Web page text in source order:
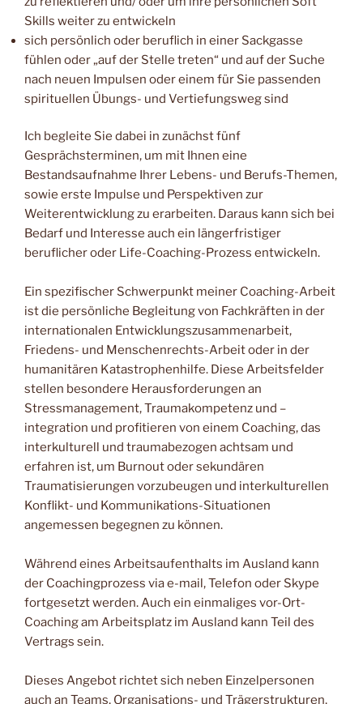
Skills weiter zu entwickeln
sich persönlich oder beruflich in einer Sackgasse
fühlen oder „auf der Stelle treten“ und auf der Suche
nach neuen Impulsen oder einem für Sie passenden
spirituellen Übungs- und Vertiefungsweg sind
Ich begleite Sie dabei in zunächst fünf
Gesprächsterminen, um mit Ihnen eine
Bestandsaufnahme Ihrer Lebens- und Berufs-Themen,
sowie erste Impulse und Perspektiven zur
Weiterentwicklung zu erarbeiten. Daraus kann sich bei
Bedarf und Interesse auch ein längerfristiger
beruflicher oder Life-Coaching-Prozess entwickeln.
Ein spezifischer Schwerpunkt meiner Coaching-Arbeit
ist die persönliche Begleitung von Fachkräften in der
internationalen Entwicklungszusammenarbeit,
Friedens- und Menschenrechts-Arbeit oder in der
humanitären Katastrophenhilfe. Diese Arbeitsfelder
stellen besondere Herausforderungen an
Stressmanagement, Traumakompetenz und –
integration und profitieren von einem Coaching, das
interkulturell und traumabezogen achtsam und
erfahren ist, um Burnout oder sekundären
Traumatisierungen vorzubeugen und interkulturellen
Konflikt- und Kommunikations-Situationen
angemessen begegnen zu können.
Während eines Arbeitsaufenthalts im Ausland kann
der Coachingprozess via e-mail, Telefon oder Skype
fortgesetzt werden. Auch ein einmaliges vor-Ort-
Coaching am Arbeitsplatz im Ausland kann Teil des
Vertrags sein.
Dieses Angebot richtet sich neben Einzelpersonen
auch an Teams, Organisations- und Trägerstrukturen,